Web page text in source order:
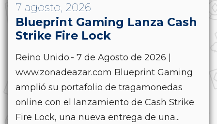
7 agosto, 2026
Blueprint Gaming Lanza Cash
Strike Fire Lock
Reino Unido.- 7 de Agosto de 2026 |
www.zonadeazar.com Blueprint Gaming
amplió su portafolio de tragamonedas
online con el lanzamiento de Cash Strike
Fire Lock, una nueva entrega de una...